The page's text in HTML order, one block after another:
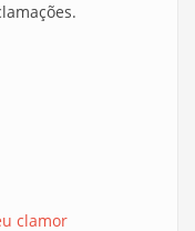
clamor